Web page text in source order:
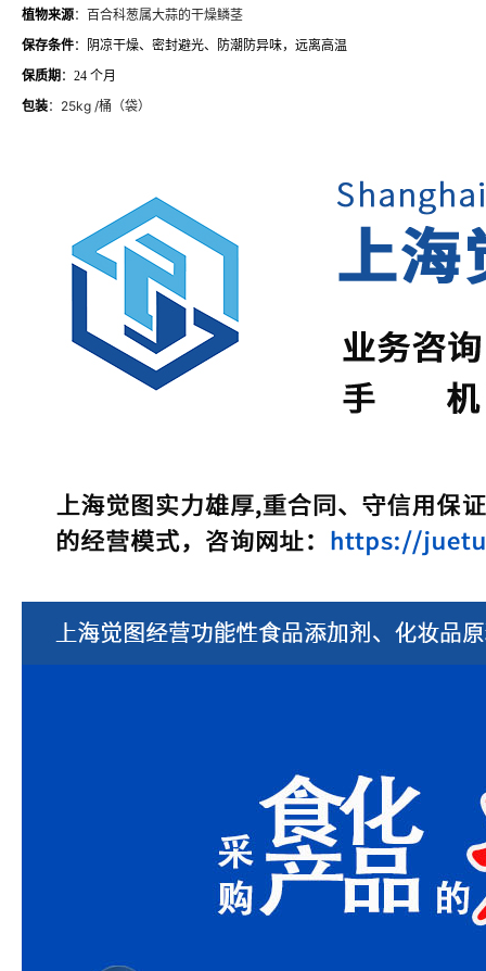
植物来源：百合科葱属大蒜的干燥鳞茎
保存条件：阴凉干燥、密封避光、防潮防异味，远离高温
保质期 ：24 个月
包装：25kg /桶（袋）